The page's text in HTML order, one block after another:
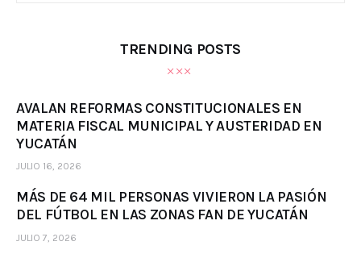
TRENDING POSTS
AVALAN REFORMAS CONSTITUCIONALES EN
MATERIA FISCAL MUNICIPAL Y AUSTERIDAD EN
YUCATÁN
JULIO 16, 2026
MÁS DE 64 MIL PERSONAS VIVIERON LA PASIÓN
DEL FÚTBOL EN LAS ZONAS FAN DE YUCATÁN
JULIO 7, 2026